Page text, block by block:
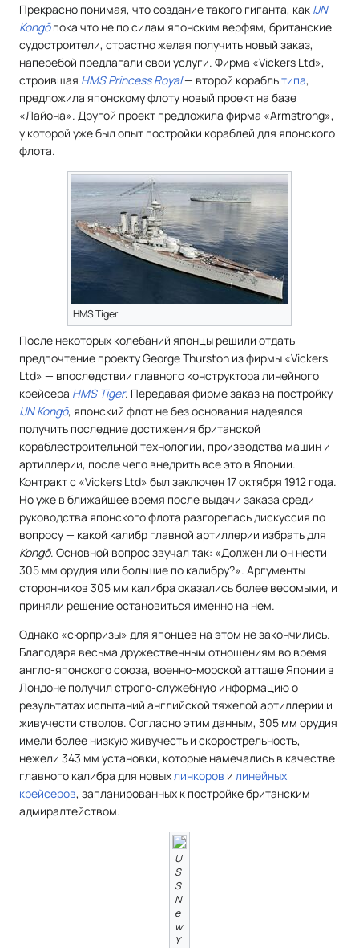
Прекрасно понимая, что создание такого гиганта, как IJN
Kongōпока что не по силам японским верфям, британские
судостроители, страстно желая получить новый заказ,
наперебой предлагали свои услуги. Фирма «Vickers Ltd»,
строившая HMS Princess Royal— второй корабльтипа,
предложила японскому флоту новый проект на базе
«Лайона». Другой проект предложила фирма «Armstrong»,
у которой уже был опыт постройки кораблей для японского
флота.
HMS Tiger
После некоторых колебаний японцы решили отдать
предпочтение проекту George Thurston из фирмы «Vickers
Ltd» — впоследствии главного конструктора линейного
крейсера HMS Tiger. Передавая фирме заказ на постройку
IJN Kongō, японский флот не без основания надеялся
получить последние достижения британской
кораблестроительной технологии, производства машин и
артиллерии, после чего внедрить все это в Японии.
Контракт с «Vickers Ltd» был заключен 17 октября 1912 года.
Но уже в ближайшее время после выдачи заказа среди
руководства японского флота разгорелась дискуссия по
вопросу — какой калибр главной артиллерии избрать для
Kongō. Основной вопрос звучал так: «Должен ли он нести
305 мм орудия или большие по калибру?». Аргументы
сторонников 305 мм калибра оказались более весомыми, и
приняли решение остановиться именно на нем.
Однако «сюрпризы» для японцев на этом не закончились.
Благодаря весьма дружественным отношениям во время
англо-японского союза, военно-морской атташе Японии в
Лондоне получил строго-служебную информацию о
результатах испытаний английской тяжелой артиллерии и
живучести стволов. Согласно этим данным, 305 мм орудия
имели более низкую живучесть и скорострельность,
нежели 343 мм установки, которые намечались в качестве
главного калибра для новыхлинкоров и линейных
крейсеров, запланированных к постройке британским
адмиралтейством.
U
S
S
N
e
w
Y